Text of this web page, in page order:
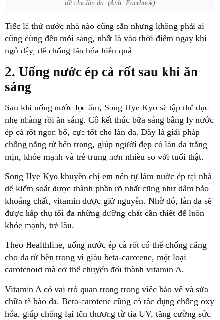
tốt cho làn da. (Ảnh: Facebook)
Tiếc là thứ nước nhà nào cũng sẵn nhưng không phải ai
cũng dùng đều mỗi sáng, nhất là vào thời điểm ngay khi
ngủ dậy, để chống lão hóa hiệu quả.
2. Uống nước ép cà rốt sau khi ăn
sáng
Sau khi uống nước lọc ấm, Song Hye Kyo sẽ tập thể dục
nhẹ nhàng rồi ăn sáng. Cô kết thúc bữa sáng bằng ly nước
ép cà rốt ngon bổ, cực tốt cho làn da. Đây là giải pháp
chống nắng từ bên trong, giúp người đẹp có làn da trắng
mịn, khỏe mạnh và trẻ trung hơn nhiều so với tuổi thật.
Song Hye Kyo khuyên chị em nên tự làm nước ép tại nhà
để kiểm soát được thành phần rõ nhất cũng như đảm bảo
khoáng chất, vitamin được giữ nguyên. Nhờ đó, làn da sẽ
được hấp thụ tối đa những dưỡng chất cần thiết để luôn
khỏe mạnh, trẻ lâu.
Theo Healthline, uống nước ép cà rốt có thể chống nắng
cho da từ bên trong vì giàu beta-carotene, một loại
carotenoid mà cơ thể chuyển đổi thành vitamin A.
Vitamin A có vai trò quan trọng trong việc bảo vệ và sửa
chữa tế bào da. Beta-carotene cũng có tác dụng chống oxy
hóa, giúp chống lại tổn thương từ tia UV, tăng cường sức